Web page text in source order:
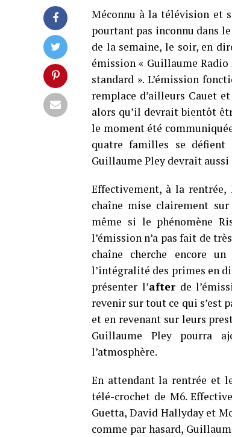
Méconnu à la télévision et
pourtant pas inconnu dans
de la semaine, le soir, en
émission « Guillaume Radio
standard ». L’émission
remplace d’ailleurs Cauet
alors qu’il devrait bientôt
le moment été
quatre familles se défient
Guillaume Pley devrait aussi
Effectivement, à la
chaîne mise clairement
même si le phénomène
l’émission n’a pas fait de
chaîne cherche encore
l’intégralité des primes en
présenter l’afterde
revenir sur tout ce qui s’est
et en revenant sur leurs
Guillaume Pley pourra
l’atmosphère.
En attendant la rentrée et
télé-crochet de M6.
Guetta, David Hallyday et
comme par hasard,